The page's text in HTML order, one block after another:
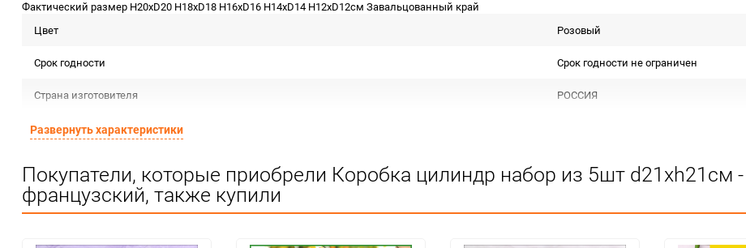
Фактический размер H20хD20 H18хD18 H16хD16 H14хD14 H12хD12см Завальцованный край
Цвет
Розовый
Срок годности Срок годности не ограничен
Страна изготовителя РОССИЯ
Предназначение товара
Особые условия
Развернуть характеристики
Покупатели, которые приобрели Коробка цилиндр набор из 5шт d21хh21см
французский, также купили